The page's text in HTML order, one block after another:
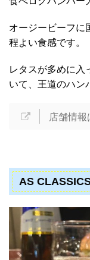
オージービーフに
程よい食感です。
レタスが多めに入
いて、王道のハン
店舗情
AS